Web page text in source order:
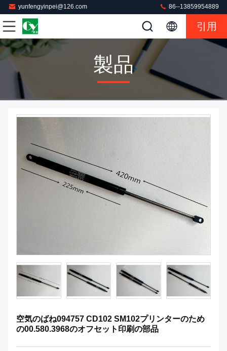
yunfengyinpei@126.com 86--13859954889
引用
製品
空気のばね094757 CD102 SM102プリンターのため
の00.580.3968のオフセット印刷の部品